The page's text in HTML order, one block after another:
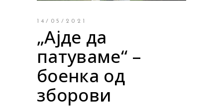
14/05/2021
„Ајде да
патуваме“ –
боенка од
зборови